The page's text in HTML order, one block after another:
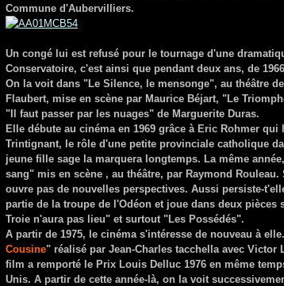
Commune d'Aubervilliers.
Un congé lui est refusé pour le tournage d'une
Conservatoire, c'est ainsi que pendant deux ans, de
On la voit dans "Le Silence, le mensonge", au théâtre
Flaubert, mise en scène par Maurice Béjart, "Le
"Il faut passer par les nuages" de Marguerite Duras.
Elle débute au cinéma en 1969 grâce à Eric Rohmer
Trintignant, le rôle d'une petite provinciale catholique
jeune fille sage la marquera longtemps. La même
sang" mis en scène , au théâtre, par Raymond
ouvre pas de nouvelles perspectives. Aussi persiste-
partie de la troupe de l'Odéon et joue dans deux
Troie n'aura pas lieu" et surtout "Les Possédés".
A partir de 1975, le cinéma s'intéresse de nouveau à
Cousine" réalisé par Jean-Charles tacchella avec Victor
film a remporté le Prix Louis Delluc 1976 en même
Unis. A partir de cette année-là, on la voit